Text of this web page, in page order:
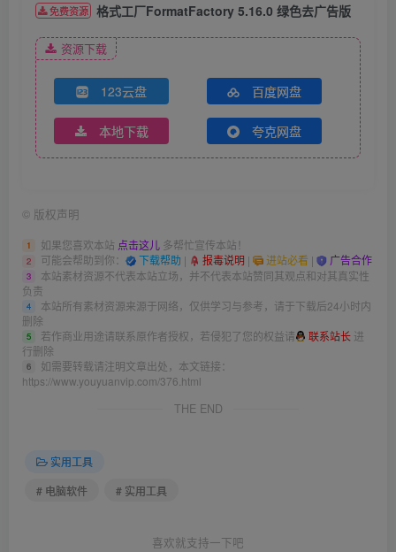
免费资源 格式工厂FormatFactory 5.16.0 绿色去广告版
资源下载
123云盘 百度网盘
本地下载 夸克网盘
© 版权声明
1 如果您喜欢本站 点击这儿 多帮忙宣传本站！
2 可能会帮助到你： 下载帮助 | 报毒说明 | 进站必看 | 广告合作
3
本站素材资源不代表本站立场，并不代表本站赞同其观点和对其真实性
负责
4
本站所有素材资源来源于网络，仅供学习与参考，请于下载后24小时内
删除
5 若作商业用途请联系原作者授权，若侵犯了您的权益请 联系站长 进
行删除
6
如需要转载请注明文章出处，本文链接：
https://www.youyuanvip.com/376.html
THE END
实用工具
# 电脑软件
# 实用工具
喜欢就支持一下吧